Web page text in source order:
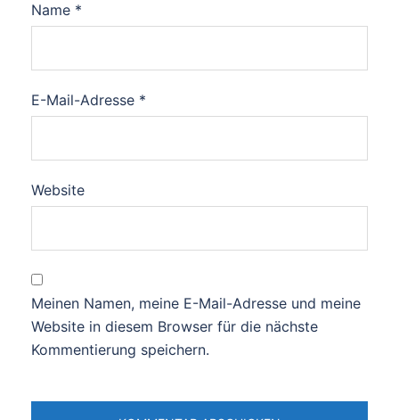
Name *
E-Mail-Adresse *
Website
Meinen Namen, meine E-Mail-Adresse und meine
Website in diesem Browser für die nächste
Kommentierung speichern.